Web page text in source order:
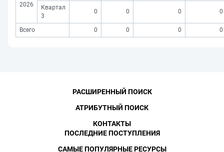
2026
Квартал
3
0 0 0 0
Всего 0 0 0 0
РАСШИРЕННЫЙ ПОИСК
АТРИБУТНЫЙ ПОИСК
КОНТАКТЫ
ПОСЛЕДНИЕ ПОСТУПЛЕНИЯ
САМЫЕ ПОПУЛЯРНЫЕ РЕСУРСЫ